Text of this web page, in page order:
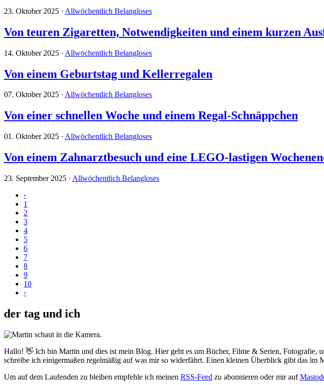
23. Oktober 2025 · Allwöchentlich Belangloses
Von teuren Zigaretten, Notwendigkeiten und einem kurzen
14. Oktober 2025 · Allwöchentlich Belangloses
Von einem Geburtstag und Kellerregalen
07. Oktober 2025 · Allwöchentlich Belangloses
Von einer schnellen Woche und einem Regal-Schnäppchen
01. Oktober 2025 · Allwöchentlich Belangloses
Von einem Zahnarztbesuch und eine LEGO-lastigen
23. September 2025 · Allwöchentlich Belangloses
‹
1
2
3
4
5
6
7
8
9
10
›
der tag und ich
Hallo! 👋 Ich bin Martin und dies ist mein Blog. Hier geht es um Bücher, Filme & Serien, Fotografie,
schreibe ich einigermaßen regelmäßig auf was mir so widerfährt. Einen kleinen Überblick gibt das im
Um auf dem Laufenden zu bleiben empfehle ich meinen RSS-Feed zu abonnieren oder mir auf